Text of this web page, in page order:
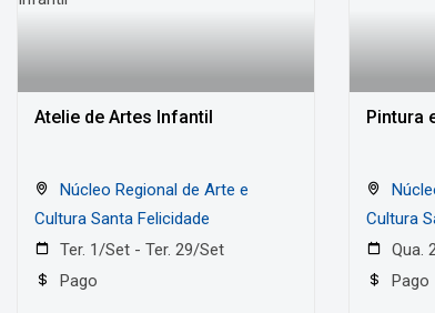
Atelie de Artes Infantil
Cultura Santa Felicidade
Ter. 1/Set - Ter. 29/Set
Pago
Pintura
Cultura
Qua.
Pago